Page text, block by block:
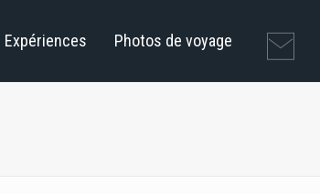
Expériences Photos de voyage